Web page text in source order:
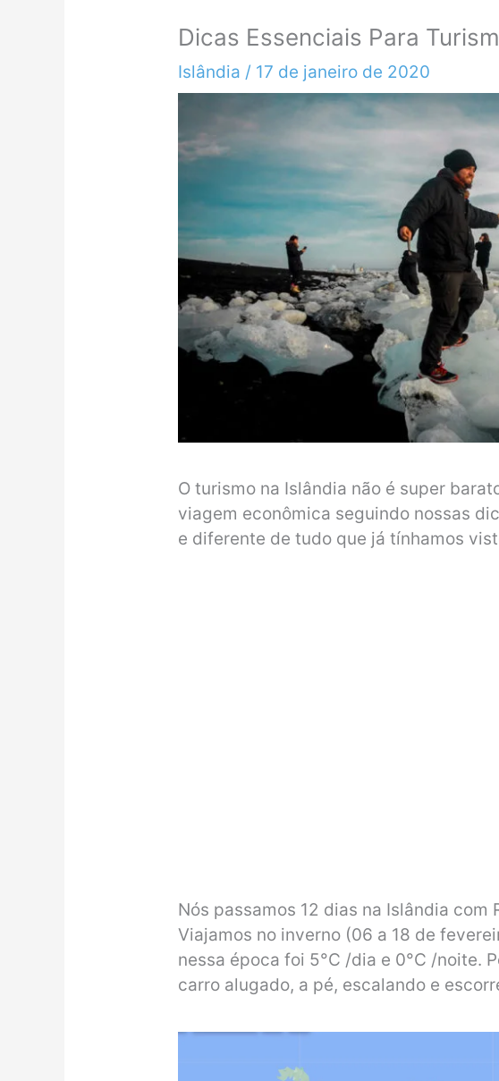
Dicas Essenciais Para
Islândia / 17 de janeiro de 2020
O turismo na Islândia não é super
viagem econômica seguindo nossas
e diferente de tudo que já tínhamos
Nós passamos 12 dias na Islândia com
Viajamos no inverno (06 a 18 de
nessa época foi 5°C /dia e 0°C /noite.
carro alugado, a pé, escalando e